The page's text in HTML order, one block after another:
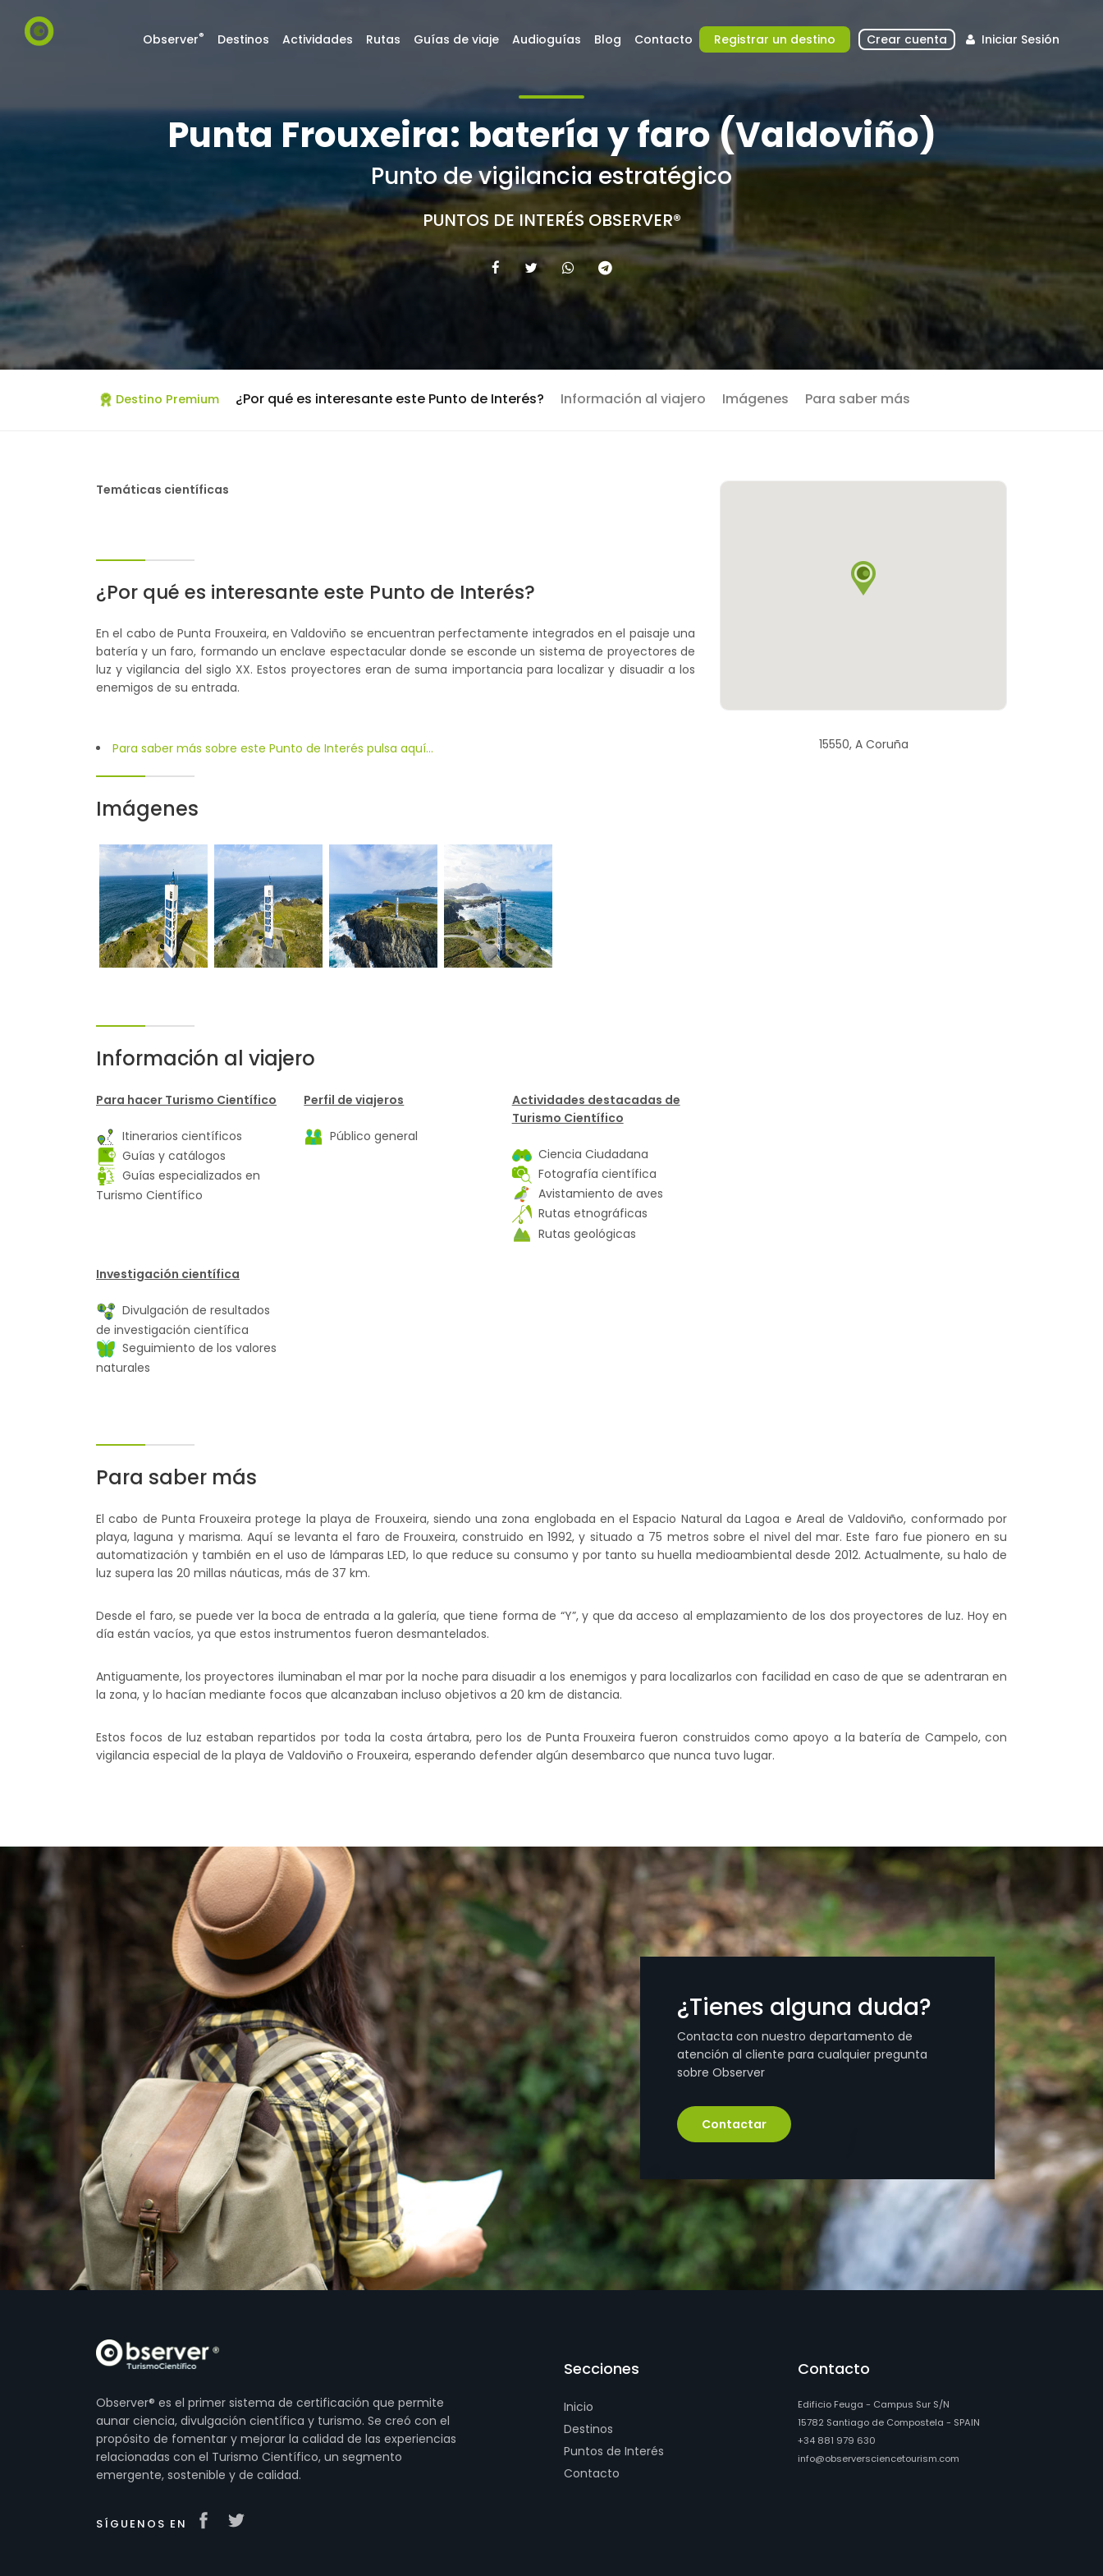
Punta Frouxeira: batería y faro (Valdoviño)
Punto de vigilancia estratégico
PUNTOS DE INTERÉS OBSERVER®
Destino Premium ¿Por qué es interesante este Punto de Interés? Información al viajero Imágenes Para saber más
Temáticas científicas
¿Por qué es interesante este Punto de Interés?
En el cabo de Punta Frouxeira, en Valdoviño se encuentran perfectamente integrados en el paisaje una
batería y un faro, formando un enclave espectacular donde se esconde un sistema de proyectores de
luz y vigilancia del siglo XX. Estos proyectores eran de suma importancia para localizar y disuadir a los
enemigos de su entrada.
Para saber más sobre este Punto de Interés pulsa aquí...
Imágenes
Información al viajero
Para hacer Turismo Científico
Itinerarios científicos
Guías y catálogos
Guías especializados en
Turismo Científico
Perfil de viajeros
Público general
Actividades destacadas de
Turismo Científico
Ciencia Ciudadana
Fotografía científica
Avistamiento de aves
Rutas etnográficas
Rutas geológicas
Investigación científica
Divulgación de resultados
de investigación científica
Seguimiento de los valores
naturales
15550, A Coruña
Para saber más
El cabo de Punta Frouxeira protege la playa de Frouxeira, siendo una zona englobada en el Espacio Natural da Lagoa e Areal de Valdoviño, conformado por
playa, laguna y marisma. Aquí se levanta el faro de Frouxeira, construido en 1992, y situado a 75 metros sobre el nivel del mar. Este faro fue pionero en su
automatización y también en el uso de lámparas LED, lo que reduce su consumo y por tanto su huella medioambiental desde 2012. Actualmente, su halo de
luz supera las 20 millas náuticas, más de 37 km.
Desde el faro, se puede ver la boca de entrada a la galería, que tiene forma de “Y”, y que da acceso al emplazamiento de los dos proyectores de luz. Hoy en
día están vacíos, ya que estos instrumentos fueron desmantelados.
Antiguamente, los proyectores iluminaban el mar por la noche para disuadir a los enemigos y para localizarlos con facilidad en caso de que se adentraran en
la zona, y lo hacían mediante focos que alcanzaban incluso objetivos a 20 km de distancia.
Estos focos de luz estaban repartidos por toda la costa ártabra, pero los de Punta Frouxeira fueron construidos como apoyo a la batería de Campelo, con
vigilancia especial de la playa de Valdoviño o Frouxeira, esperando defender algún desembarco que nunca tuvo lugar.
¿Tienes alguna duda?
Contacta con nuestro departamento de
atención al cliente para cualquier pregunta
sobre Observer
Contactar
Observer® es el primer sistema de certificación que permite
aunar ciencia, divulgación científica y turismo. Se creó con el
propósito de fomentar y mejorar la calidad de las experiencias
relacionadas con el Turismo Científico, un segmento
emergente, sostenible y de calidad.
SÍGUENOS EN
Secciones
Inicio
Destinos
Puntos de Interés
Contacto
Contacto
Edificio Feuga - Campus Sur S/N
15782 Santiago de Compostela - SPAIN
+34 881 979 630
info@observersciencetourism.com
Observer® Destinos Actividades Rutas Guías de viaje Audioguías Blog Contacto Registrar un destino Crear cuenta Iniciar Sesión